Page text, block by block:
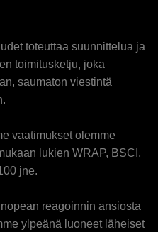
toteuttaa suunnittelua ja
toimitusketju, joka
saumaton viestintä
vaatimukset olemme
lukien WRAP, BSCI,
jne.
reagoinnin ansiosta
ylpeänä luoneet läheiset